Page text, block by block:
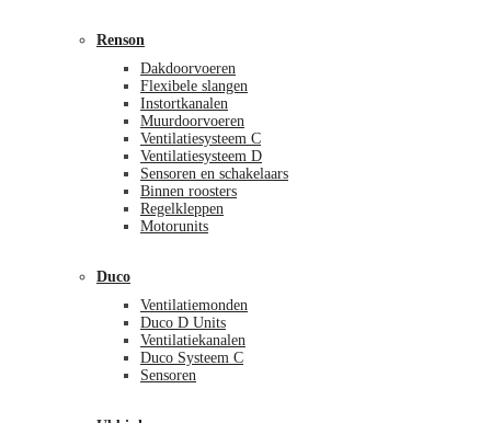
Renson
Dakdoorvoeren
Flexibele slangen
Instortkanalen
Muurdoorvoeren
Ventilatiesysteem C
Ventilatiesysteem D
Sensoren en schakelaars
Binnen roosters
Regelkleppen
Motorunits
Duco
Ventilatiemonden
Duco D Units
Ventilatiekanalen
Duco Systeem C
Sensoren